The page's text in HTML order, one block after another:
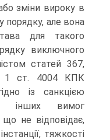
зміни вироку в
порядку, але вона
для такого
виключного
статей 367,
1 ст. 4004 КПК
із санкцією
інших вимог
не відповідає,
тяжкості